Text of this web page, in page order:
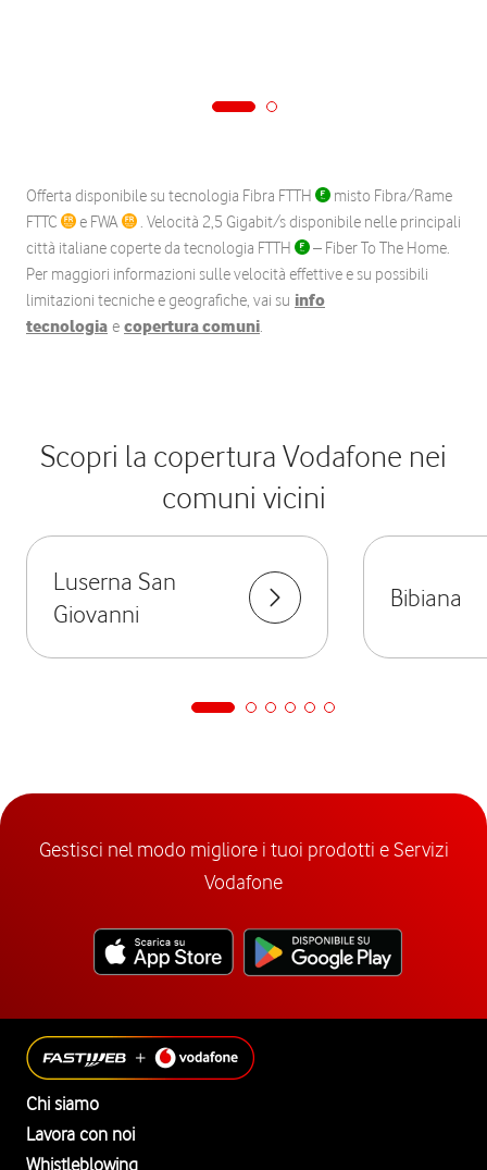
Offerta disponibile su tecnologia Fibra FTTH
misto Fibra/Rame
FTTC
e FWA
. Velocità 2,5 Gigabit/s disponibile nelle principali
città italiane coperte da tecnologia FTTH
– Fiber To The Home.
Per maggiori informazioni sulle velocità effettive e su possibili
limitazioni tecniche e geografiche, vai su info
tecnologia e copertura comuni.
Scopri la copertura Vodafone nei
comuni vicini
Luserna San
Giovanni
Bibiana
Gestisci nel modo migliore i tuoi prodotti e Servizi
Vodafone
Chi siamo
Lavora con noi
Whistleblowing